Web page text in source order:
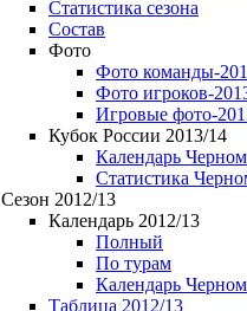
Статистика сезона
Состав
Фото
Фото команды-
Фото игроков-
Игровые фото-
Кубок России 2013/14
Календарь
Статистика
Сезон 2012/13
Календарь 2012/13
Полный
По турам
Календарь
Таблица 2012/13